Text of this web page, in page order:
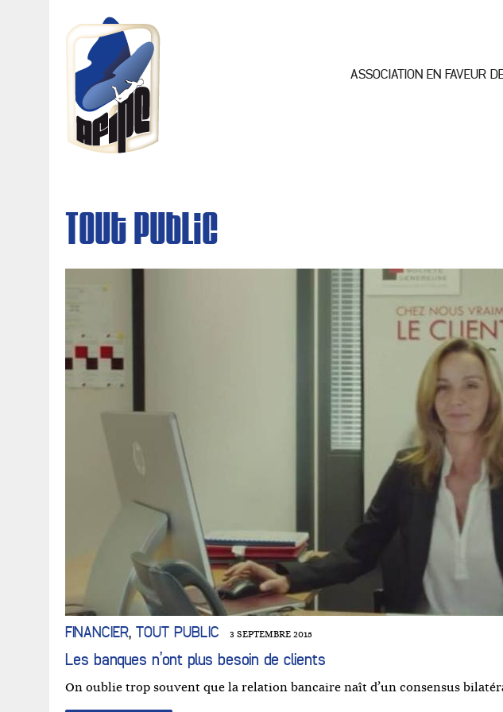
ASSOCIATION EN FAVEUR
Tout Public
FINANCIER, TOUT PUBLIC 3 SEPTEMBRE 2015
Les banques n’ont plus besoin de clients
On oublie trop souvent que la relation bancaire naît d’un consensus